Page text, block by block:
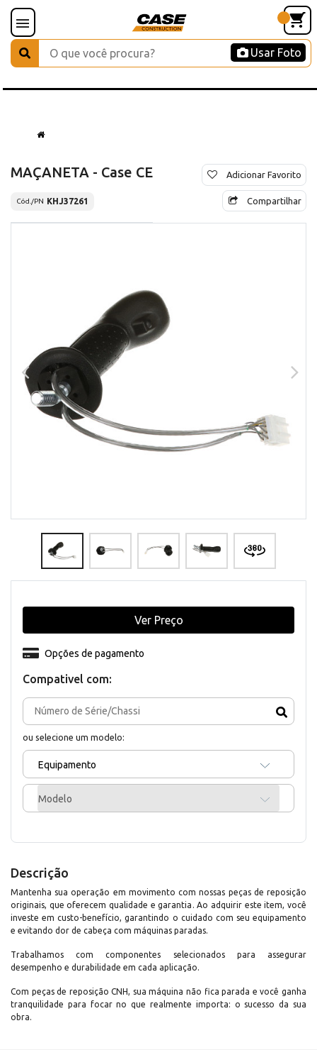
Usar Foto
MAÇANETA - Case CE
Cód./PN KHJ37261
Adicionar Favorito
Compartilhar
Compativel com:
ou selecione um modelo:
Equipamento
Modelo
Opções de pagamento
Ver Preço
Descrição
Mantenha sua operação em movimento com nossas peças de reposição
originais, que oferecem qualidade e garantia. Ao adquirir este item, você
investe em custo-benefício, garantindo o cuidado com seu equipamento
e evitando dor de cabeça com máquinas paradas.
Trabalhamos com componentes selecionados para assegurar
desempenho e durabilidade em cada aplicação.
Com peças de reposição CNH, sua máquina não fica parada e você ganha
tranquilidade para focar no que realmente importa: o sucesso da sua
obra.